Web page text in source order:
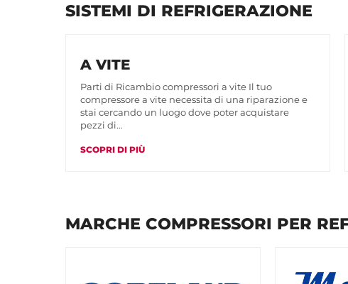
SISTEMI DI REFRIGERAZIONE
A VITE
Parti di Ricambio compressori a vite Il tuo
compressore a vite necessita di una riparazione e
stai cercando un luogo dove poter acquistare
pezzi di…
SCOPRI DI PIÙ
MARCHE COMPRESSORI PER